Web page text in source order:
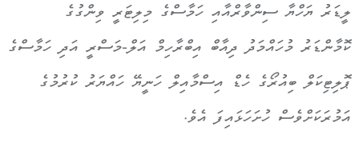
ލީޑަރު ޔަހްޔާ ސިންވާރްއާއި ހަމާސްގެ މިލިޓަރީ ވިންގުގެ
ކޮމާންޑަރު މުހައްމަދު ދިއާބް އިބްރާހިމް އަލް-މަސްރީ އަދި ހަމާސްގެ
ޕޮލިޓިކަލް ބިއުރޯގެ ހެޑް އިސްމާއިލް ހަނީޔޭ ހައްޔަރު ކުރުމުގެ
އަމުރަކަށްވެސް ހުށަހަޅައިފަ އެވެ.